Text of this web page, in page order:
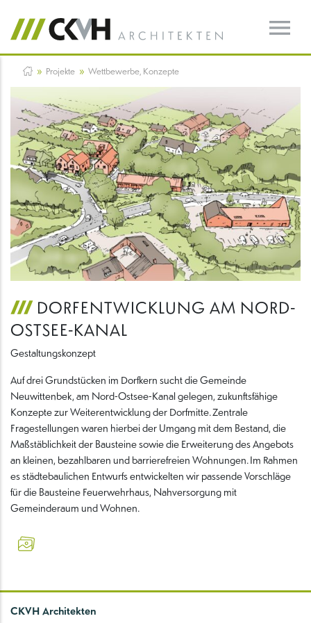
» Projekte » Wettbewerbe, Konzepte
DORFENTWICKLUNG AM NORD-
OSTSEE-KANAL
Gestaltungskonzept
Auf drei Grundstücken im Dorfkern sucht die Gemeinde
Neuwittenbek, am Nord-Ostsee-Kanal gelegen, zukunftsfähige
Konzepte zur Weiterentwicklung der Dorfmitte. Zentrale
Fragestellungen waren hierbei der Umgang mit dem Bestand, die
Maßstäblichkeit der Bausteine sowie die Erweiterung des Angebots
an kleinen, bezahlbaren und barrierefreien Wohnungen. Im Rahmen
es städtebaulichen Entwurfs entwickelten wir passende Vorschläge
für die Bausteine Feuerwehrhaus, Nahversorgung mit
Gemeinderaum und Wohnen.
CKVH Architekten